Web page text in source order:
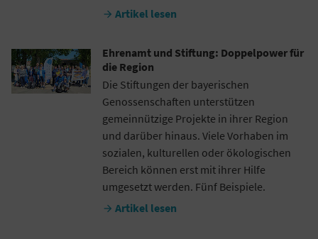
 Artikel lesen
Ehrenamt und Stiftung: Doppelpower für
die Region
Die Stiftungen der bayerischen
Genossenschaften unterstützen
gemeinnützige Projekte in ihrer Region
und darüber hinaus. Viele Vorhaben im
sozialen, kulturellen oder ökologischen
Bereich können erst mit ihrer Hilfe
umgesetzt werden. Fünf Beispiele.
 Artikel lesen